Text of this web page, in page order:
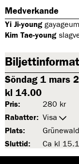
Medverkande
Yi Ji-young gayageum
Kim Tae-young
Söndag 1 mars
kl 14.00
Pris:
280 kr
Rabatter: Visa
Plats:
Sluttid:
Ca kl